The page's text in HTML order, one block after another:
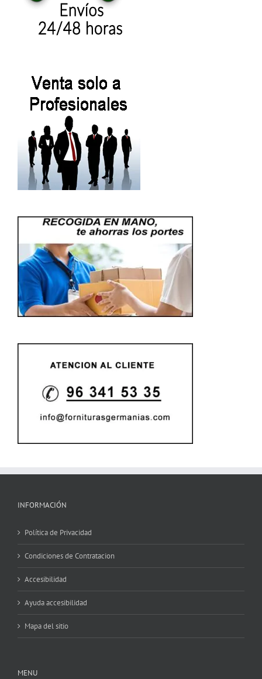
INFORMACIÓN
Política de Privacidad
Condiciones de Contratacion
Accesibilidad
Ayuda accesibilidad
Mapa del sitio
MENU